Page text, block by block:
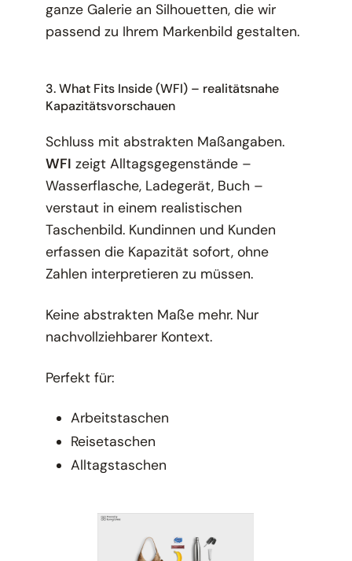
ganze Galerie an Silhouetten, die wir
passend zu Ihrem Markenbild gestalten.
3. What Fits Inside (WFI) – realitätsnahe
Kapazitätsvorschauen
Schluss mit abstrakten Maßangaben.
WFI zeigt Alltagsgegenstände –
Wasserflasche, Ladegerät, Buch –
verstaut in einem realistischen
Taschenbild. Kundinnen und Kunden
erfassen die Kapazität sofort, ohne
Zahlen interpretieren zu müssen.
Keine abstrakten Maße mehr. Nur
nachvollziehbarer Kontext.
Perfekt für:
Arbeitstaschen
Reisetaschen
Alltagstaschen